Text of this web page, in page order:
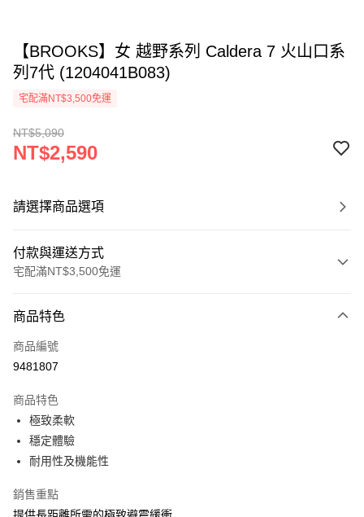
【BROOKS】女 越野系列 Caldera 7 火山口系
列7代 (1204041B083)
宅配滿NT$3,500免運
NT$5,090
NT$2,590
請選擇商品選項
付款與運送方式
宅配滿NT$3,500免運
信用卡一次付款
ATM付款
運送方式
宅配
每筆NT$100，滿NT$3,500(含以上)免運費
商品特色
商品編號
9481807
商品特色
極致柔軟
穩定體驗
耐用性及機能性
銷售重點